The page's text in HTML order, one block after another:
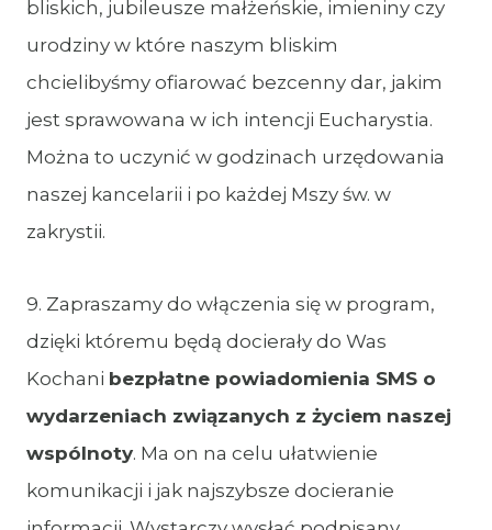
bliskich, jubileusze małżeńskie, imieniny czy
urodziny w które naszym bliskim
chcielibyśmy ofiarować bezcenny dar, jakim
jest sprawowana w ich intencji Eucharystia.
Można to uczynić w godzinach urzędowania
naszej kancelarii i po każdej Mszy św. w
zakrystii.
9. Zapraszamy do włączenia się w program,
dzięki któremu będą docierały do Was
Kochani bezpłatne powiadomienia SMS o
wydarzeniach związanych z życiem naszej
wspólnoty. Ma on na celu ułatwienie
komunikacji i jak najszybsze docieranie